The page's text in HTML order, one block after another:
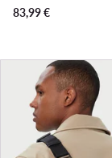
83,99€